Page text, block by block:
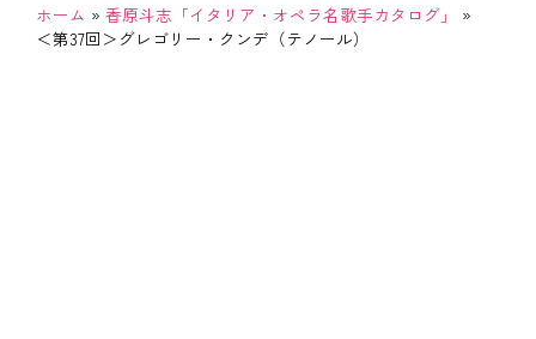
ホーム » 香原斗志「イタリア・オペラ名歌手カタログ」
»
＜第37回＞グレゴリー・クンデ（テノール）